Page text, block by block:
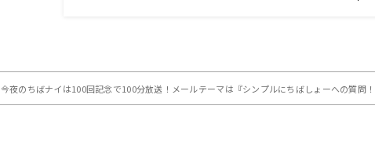
今夜のちばナイは100回記念で100分放送！メールテーマは『シンプルにちばしょーへの質問